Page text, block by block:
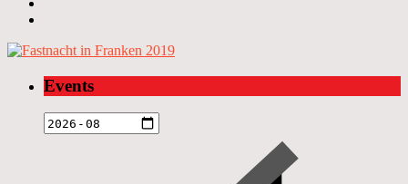
Events